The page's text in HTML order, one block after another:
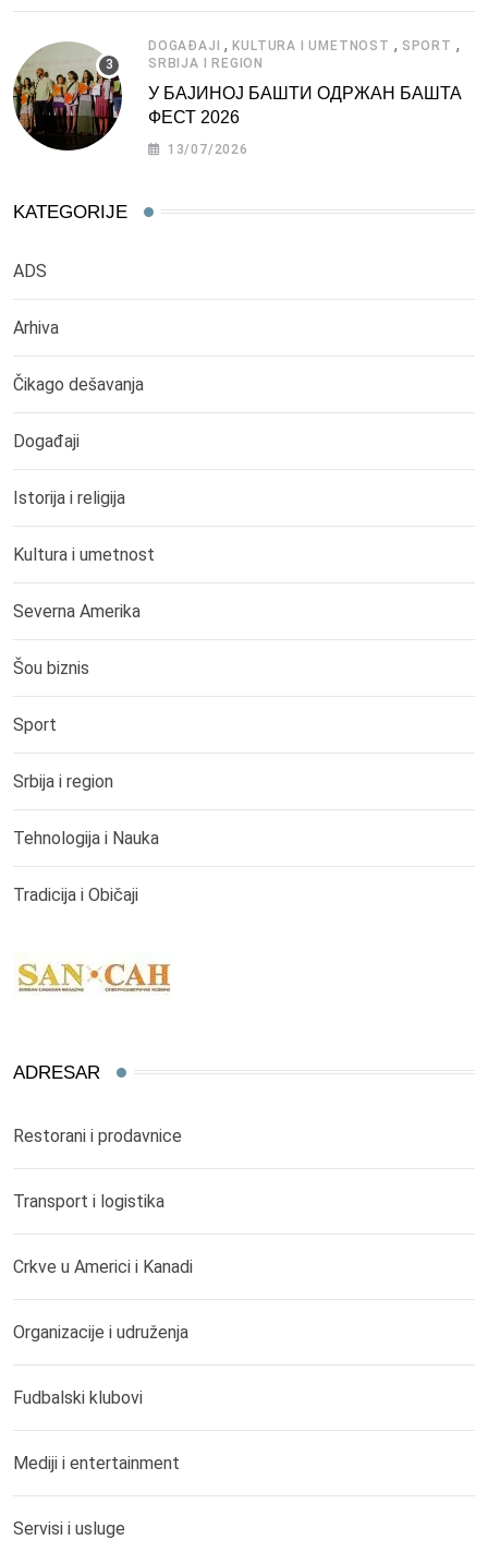
DOGAĐAJI ,KULTURA I UMETNOST , SPORT ,
SRBIJA I REGION
У БАЈИНОЈ БАШТИ ОДРЖАН БАШТА
ФЕСТ 2026
13/07/2026
KATEGORIJE
ADS
Arhiva
Čikago dešavanja
Događaji
Istorija i religija
Kultura i umetnost
Severna Amerika
Šou biznis
Sport
Srbija i region
Tehnologija i Nauka
Tradicija i Običaji
ADRESAR
Restorani i prodavnice
Transport i logistika
Crkve u Americi i Kanadi
Organizacije i udruženja
Fudbalski klubovi
Mediji i entertainment
Servisi i usluge